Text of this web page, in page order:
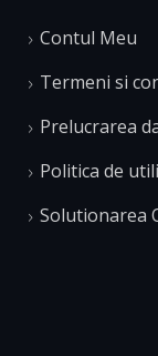
Contul Meu
Termeni si
Prelucrarea
Politica de
Solutionarea